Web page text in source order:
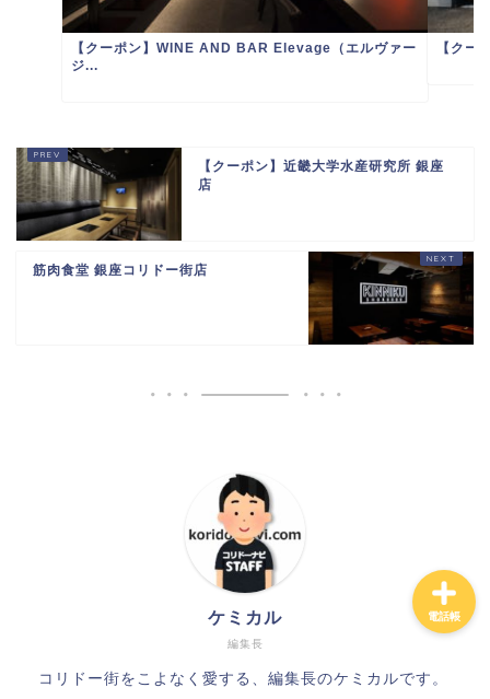
【クーポン】WINE AND BAR Elevage（エルヴァー
ジ...
【クー
【クーポン】近畿大学水産研究所 銀座
店
筋肉食堂 銀座コリドー街店
編集長
ケミカル
コリドー街をこよなく愛する、編集長のケミカルです。
電話帳